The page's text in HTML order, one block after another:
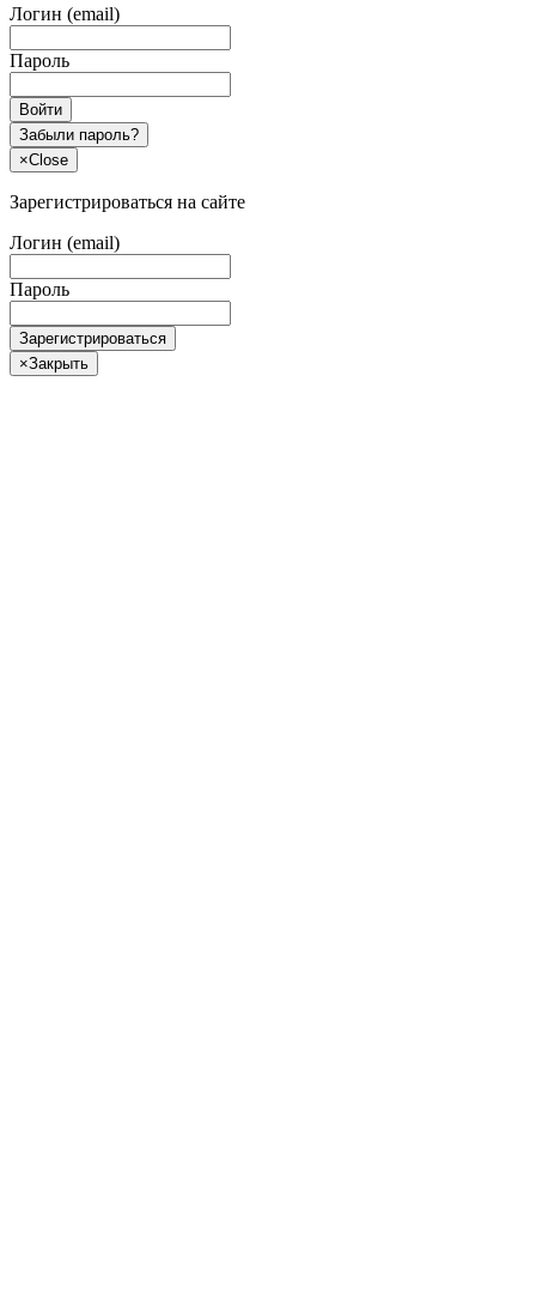
Логин (email)
Пароль
Войти
Забыли пароль?
×Close
Зарегистрироваться на сайте
Логин (email)
Пароль
Зарегистрироваться
×Закрыть